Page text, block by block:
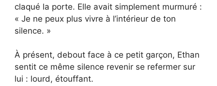
claqué la porte. Elle avait simplement murmuré :
« Je ne peux plus vivre à l’intérieur de ton
silence. »
À présent, debout face à ce petit garçon, Ethan
sentit ce même silence revenir se refermer sur
lui : lourd, étouffant.